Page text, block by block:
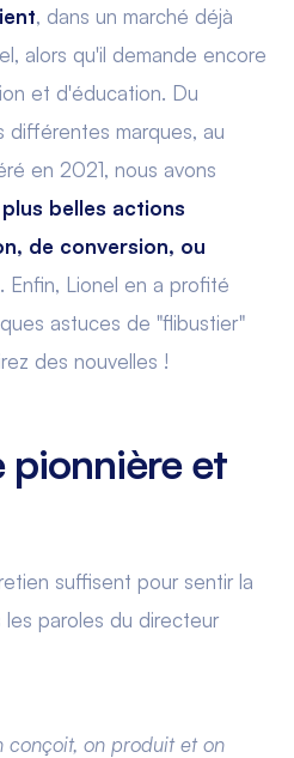
, dans un marché déjà
alors qu'il demande encore
et d'éducation. Du
différentes marques, au
en 2021, nous avons
belles actions
de conversion, ou
. Enfin, Lionel en a profité
astuces de "flibustier"
des nouvelles !
pionnière et
suffisent pour sentir la
paroles du directeur
conçoit, on produit et on